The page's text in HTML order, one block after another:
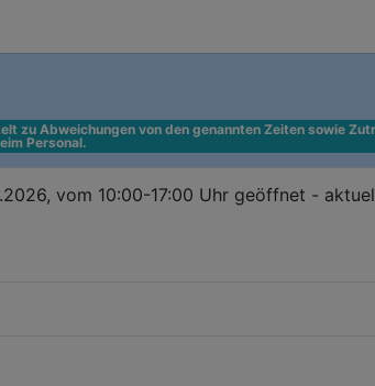
zu Abweichungen von den genannten Zeiten sowie
Personal.
vom 10:00-17:00 Uhr geöffnet -